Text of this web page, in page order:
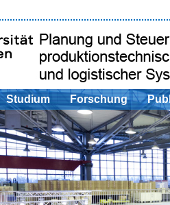
Studium Forschung